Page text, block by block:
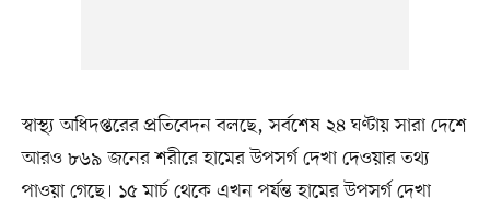
স্বাস্থ্য অধিদপ্তরের প্রতিবেদন বলছে, সর্বশেষ ২৪ ঘণ্টায় সারা দেশে
আরও ৮৬৯ জনের শরীরে হামের উপসর্গ দেখা দেওয়ার তথ্য
পাওয়া গেছে। ১৫ মার্চ থেকে এখন পর্যন্ত হামের উপসর্গ দেখা